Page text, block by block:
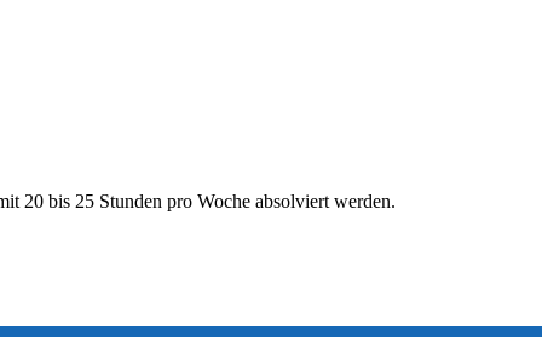
20 bis 25 Stunden pro Woche absolviert werden.